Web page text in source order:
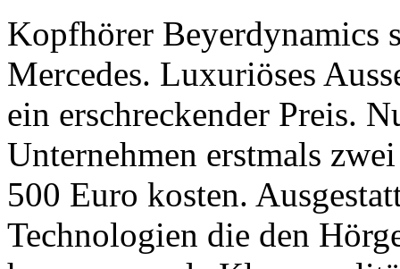
Kopfhörer Beyerdynamics
Mercedes. Luxuriöses
ein erschreckender Preis.
Unternehmen erstmals
500 Euro kosten.
Technologien die den